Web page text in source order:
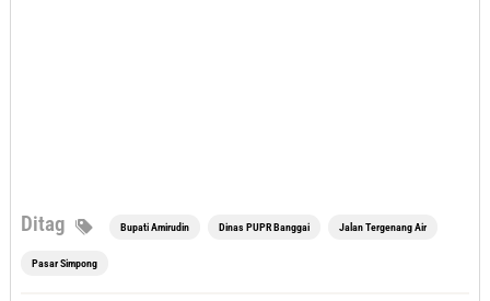
Ditag Bupati Amirudin Dinas PUPR Banggai Jalan Tergenang Air
Pasar Simpong